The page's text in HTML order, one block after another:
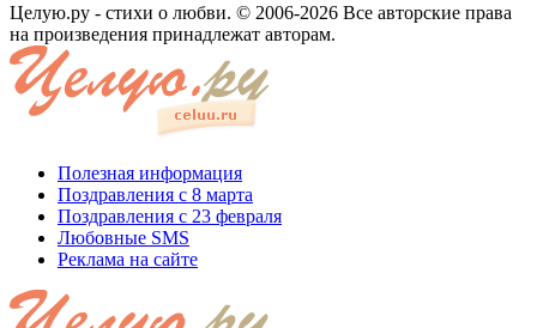
Целую.ру - стихи о любви. © 2006-2026 Все авторские права
на произведения принадлежат авторам.
Полезная информация
Поздравления с 8 марта
Поздравления с 23 февраля
Любовные SMS
Реклама на сайте